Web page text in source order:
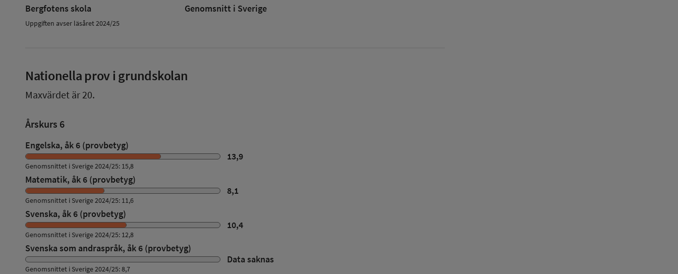
Bergfotens skola Genomsnitt i Sverige
Uppgiften avser läsåret 2024/25
Nationella prov i grundskolan
Maxvärdet är 20.
Årskurs 6
Engelska, åk 6 (provbetyg)
13,9
Genomsnittet i Sverige 2024/25: 15,8
Matematik, åk 6 (provbetyg)
8,1
Genomsnittet i Sverige 2024/25: 11,6
Svenska, åk 6 (provbetyg)
10,4
Genomsnittet i Sverige 2024/25: 12,8
Svenska som andraspråk, åk 6 (provbetyg)
Data saknas
Genomsnittet i Sverige 2024/25: 8,7